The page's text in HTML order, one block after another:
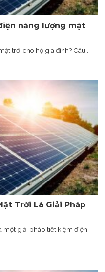
năng lượng mặt
trời cho hộ gia đình? Câu...
Trời Là Giải Pháp
một giải pháp tiết kiệm điện